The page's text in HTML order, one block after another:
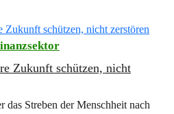
Zukunft schützen, nicht
Streben der Menschheit nach